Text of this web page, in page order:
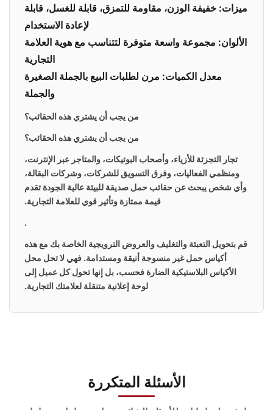
ميزات: خفيفة الوزن، مقاومة للتمزق، قابلة للغسل، قابلة
لإعادة الاستخدام
الألوان: مجموعة واسعة متوفرة لتتناسب مع هوية العلامة
التجارية
معدل الكميات: مرن لطلبات البيع بالجملة الصغيرة
والجملة
من يجب أن يشتري هذه الحقائب؟
من يجب أن يشتري هذه الحقائب؟
تجار التجزئة للأزياء، وأصحاب البوتيكات، والمتاجر عبر الإنترنت،
ومنظمي الفعاليات، وفرق التسويق للشركات، وشركات البقالة،
وأي شخص يبحث عن حقائب حمل صديقة للبيئة عالية الجودة تقدم
قيمة ممتازة وتأثير قوي للعلامة التجارية.
.
قم بتحويل التعبئة والتغليف والعروض الترويجية الخاصة بك مع هذه
أكياس حمل غير منسوجة أنيقة ومستدامة. فهي لا تحل محل
الأكياس البلاستيكية الضارة فحسب، بل إنها تحول كل عميل إلى
لوحة إعلانية متنقلة لعلامتك التجارية.
الأسئلة المتكررة